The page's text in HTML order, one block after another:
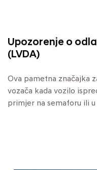
Upozorenje o
(LVDA)
Ova pametna značajka
vozača kada vozilo
primjer na semaforu ili u